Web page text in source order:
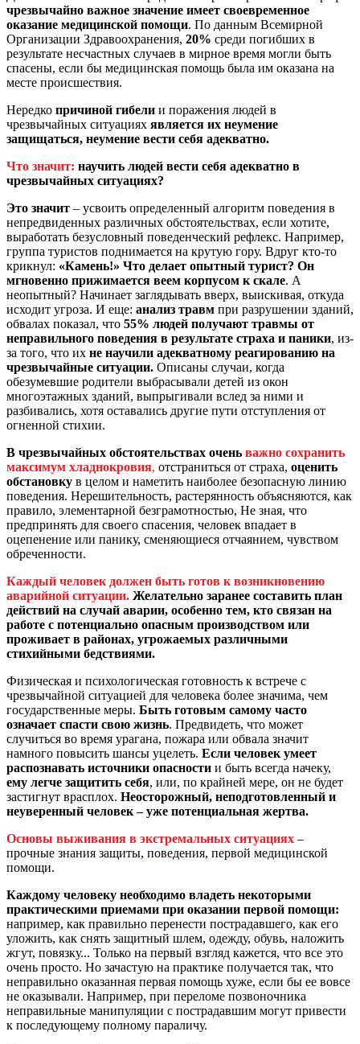
чрезвычайно важное значение имеет своевременное
оказание медицинской помощи. По данным Всемирной
Организации Здравоохранения, 20% среди погибших в
результате несчастных случаев в мирное время могли быть
спасены, если бы медицинская помощь была им оказана на
месте происшествия.
Нередко причиной гибели и поражения людей в
чрезвычайных ситуациях является их неумение
защищаться, неумение вести себя адекватно.
Что значит: научить людей вести себя адекватно в
чрезвычайных ситуациях?
Это значит – усвоить определенный алгоритм поведения в
непредвиденных различных обстоятельствах, если хотите,
выработать безусловный поведенческий рефлекс. Например,
группа туристов поднимается на крутую гору. Вдруг кто-то
крикнул: «Камень!» Что делает опытный турист? Он
мгновенно прижимается веем корпусом к скале. А
неопытный? Начинает заглядывать вверх, выискивая, откуда
исходит угроза. И еще: анализ травм при разрушении зданий,
обвалах показал, что 55% людей получают травмы от
неправильного поведения в результате страха и паники, из-
за того, что их не научили адекватному реагированию на
чрезвычайные ситуации. Описаны случаи, когда
обезумевшие родители выбрасывали детей из окон
многоэтажных зданий, выпрыгивали вслед за ними и
разбивались, хотя оставались другие пути отступления от
огненной стихии.
В чрезвычайных обстоятельствах очень важно сохранить
максимум хладнокровия, отстраниться от страха, оценить
обстановку в целом и наметить наиболее безопасную линию
поведения. Нерешительность, растерянность объясняются, как
правило, элементарной безграмотностью, Не зная, что
предпринять для своего спасения, человек впадает в
оцепенение или панику, сменяющиеся отчаянием, чувством
обреченности.
Каждый человек должен быть готов к возникновению
аварийной ситуации. Желательно заранее составить план
действий на случай аварии, особенно тем, кто связан на
работе с потенциально опасным производством или
проживает в районах, угрожаемых различными
стихийными бедствиями.
Физическая и психологическая готовность к встрече с
чрезвычайной ситуацией для человека более значима, чем
государственные меры. Быть готовым самому часто
означает спасти свою жизнь. Предвидеть, что может
случиться во время урагана, пожара или обвала значит
намного повысить шансы уцелеть. Если человек умеет
распознавать источники опасности и быть всегда начеку,
ему легче защитить себя, или, по крайней мере, он не будет
застигнут врасплох. Неосторожный, неподготовленный и
неуверенный человек – уже потенциальная жертва.
Основы выживания в экстремальных ситуациях –
прочные знания защиты, поведения, первой медицинской
помощи.
Каждому человеку необходимо владеть некоторыми
практическими приемами при оказании первой помощи:
например, как правильно перенести пострадавшего, как его
уложить, как снять защитный шлем, одежду, обувь, наложить
жгут, повязку... Только на первый взгляд кажется, что все это
очень просто. Но зачастую на практике получается так, что
неправильно оказанная первая помощь хуже, если бы ее вовсе
не оказывали. Например, при переломе позвоночника
неправильные манипуляции с пострадавшим могут привести
к последующему полному параличу.